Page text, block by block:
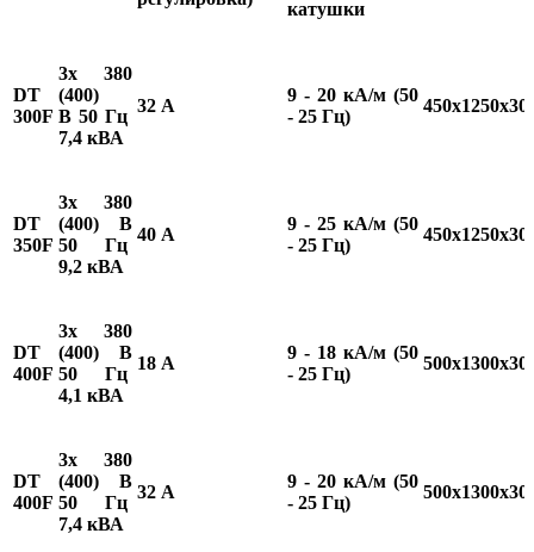
катушки
DT
300F
3х 380
(400)
В 50 Гц
7,4 кВА
32 А
9 - 20 кА/м (50
- 25 Гц)
DT
350F
3х 380
(400) В
50 Гц
9,2 кВА
40 А
9 - 25 кА/м (50
- 25 Гц)
DT
400F
3х 380
(400) В
50 Гц
4,1 кВА
18 А
9 - 18 кА/м (50
- 25 Гц)
DT
400F
3х 380
(400) В
50 Гц
7,4 кВА
32 А
9 - 20 кА/м (50
- 25 Гц)